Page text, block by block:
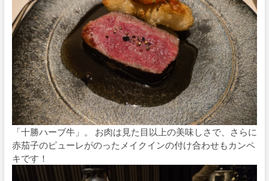
「十勝ハーブ牛」。 お肉は見た目以上の美味しさで、さらに
赤茄子のピューレがのったメイクインの付け合わせもカンペ
キです！